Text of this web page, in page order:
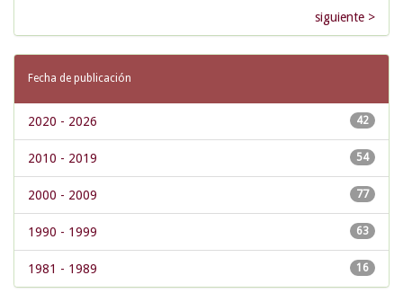
siguiente >
Fecha de publicación
42
2020 - 2026
54
2010 - 2019
77
2000 - 2009
63
1990 - 1999
16
1981 - 1989